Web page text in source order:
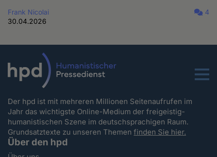
Frank Nicolai
30.04.2026
4
Menu
Der hpd ist mit mehreren Millionen Seitenaufrufen im
Jahr das wichtigste Online-Medium der freigeistig-
humanistischen Szene im deutschsprachigen Raum.
Grundsatztexte zu unseren Themenfinden Sie hier.
Über den hpd